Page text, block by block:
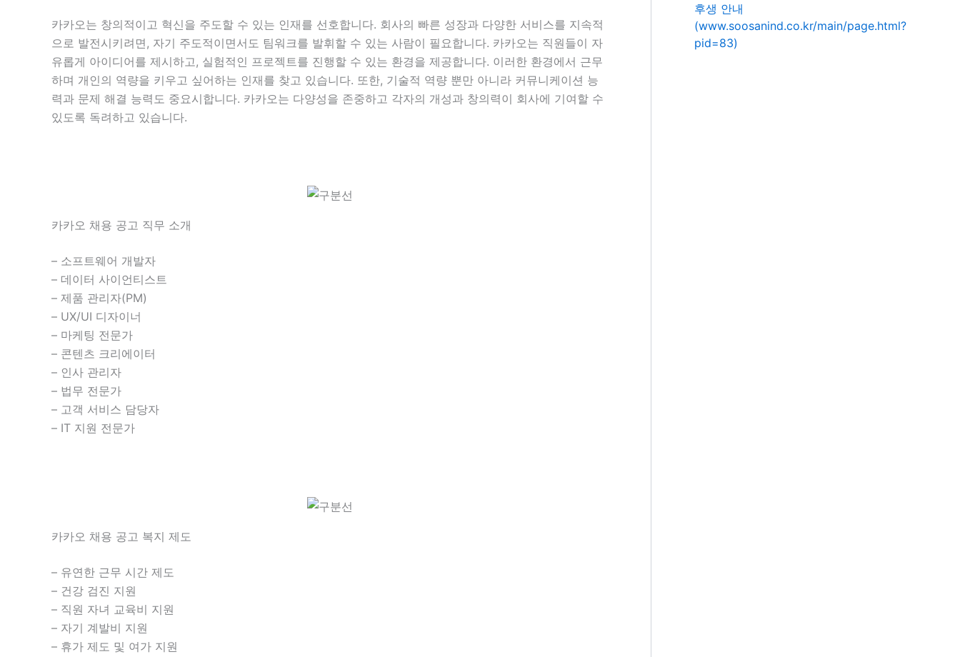
카카오는 창의적이고 혁신을 주도할 수 있는 인재를 선호합니다. 회사의 빠른 성장과 다양한 서비스를 지속적
으로 발전시키려면, 자기 주도적이면서도 팀워크를 발휘할 수 있는 사람이 필요합니다. 카카오는 직원들이 자
유롭게 아이디어를 제시하고, 실험적인 프로젝트를 진행할 수 있는 환경을 제공합니다. 이러한 환경에서 근무
하며 개인의 역량을 키우고 싶어하는 인재를 찾고 있습니다. 또한, 기술적 역량 뿐만 아니라 커뮤니케이션 능
력과 문제 해결 능력도 중요시합니다. 카카오는 다양성을 존중하고 각자의 개성과 창의력이 회사에 기여할 수
있도록 독려하고 있습니다.
카카오 채용 공고 직무 소개
– 소프트웨어 개발자
– 데이터 사이언티스트
– 제품 관리자(PM)
– UX/UI 디자이너
– 마케팅 전문가
– 콘텐츠 크리에이터
– 인사 관리자
– 법무 전문가
– 고객 서비스 담당자
– IT 지원 전문가
카카오 채용 공고 복지 제도
– 유연한 근무 시간 제도
– 건강 검진 지원
– 직원 자녀 교육비 지원
– 자기 계발비 지원
– 휴가 제도 및 여가 지원
후생 안내
(www.soosanind.co.kr/main/page.html?
pid=83)